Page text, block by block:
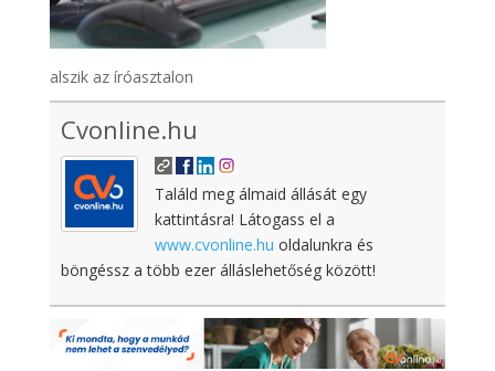
alszik az íróasztalon
Cvonline.hu
Találd meg álmaid állását egy
kattintásra! Látogass el a
www.cvonline.hu oldalunkra és
böngéssz a több ezer álláslehetőség között!